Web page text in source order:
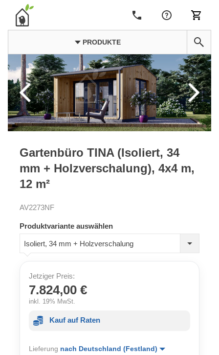
PRODUKTE
Gartenbüro TINA (Isoliert, 34
mm + Holzverschalung), 4x4 m,
12 m²
AV2273NF
Produktvariante auswählen
Isoliert, 34 mm + Holzverschalung
Jetziger Preis:
7.824,00 €
inkl. 19% MwSt.
Kauf auf Raten
Lieferung nach Deutschland (Festland)